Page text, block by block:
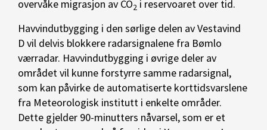
overvåke migrasjon av CO2 i reservoaret over tid.
Havvindutbygging i den sørlige delen av Vestavind
D vil delvis blokkere radarsignalene fra Bømlo
værradar. Havvindutbygging i øvrige deler av
området vil kunne forstyrre samme radarsignal,
som kan påvirke de automatiserte korttidsvarslene
fra Meteorologisk institutt i enkelte områder.
Dette gjelder 90-minutters nåvarsel, som er et